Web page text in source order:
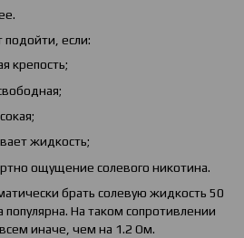
если:
крепость;
жидкость;
ощущение солевого никотина.
брать солевую жидкость 50
популярна. На таком сопротивлении
иначе, чем на 1.2 Ом.